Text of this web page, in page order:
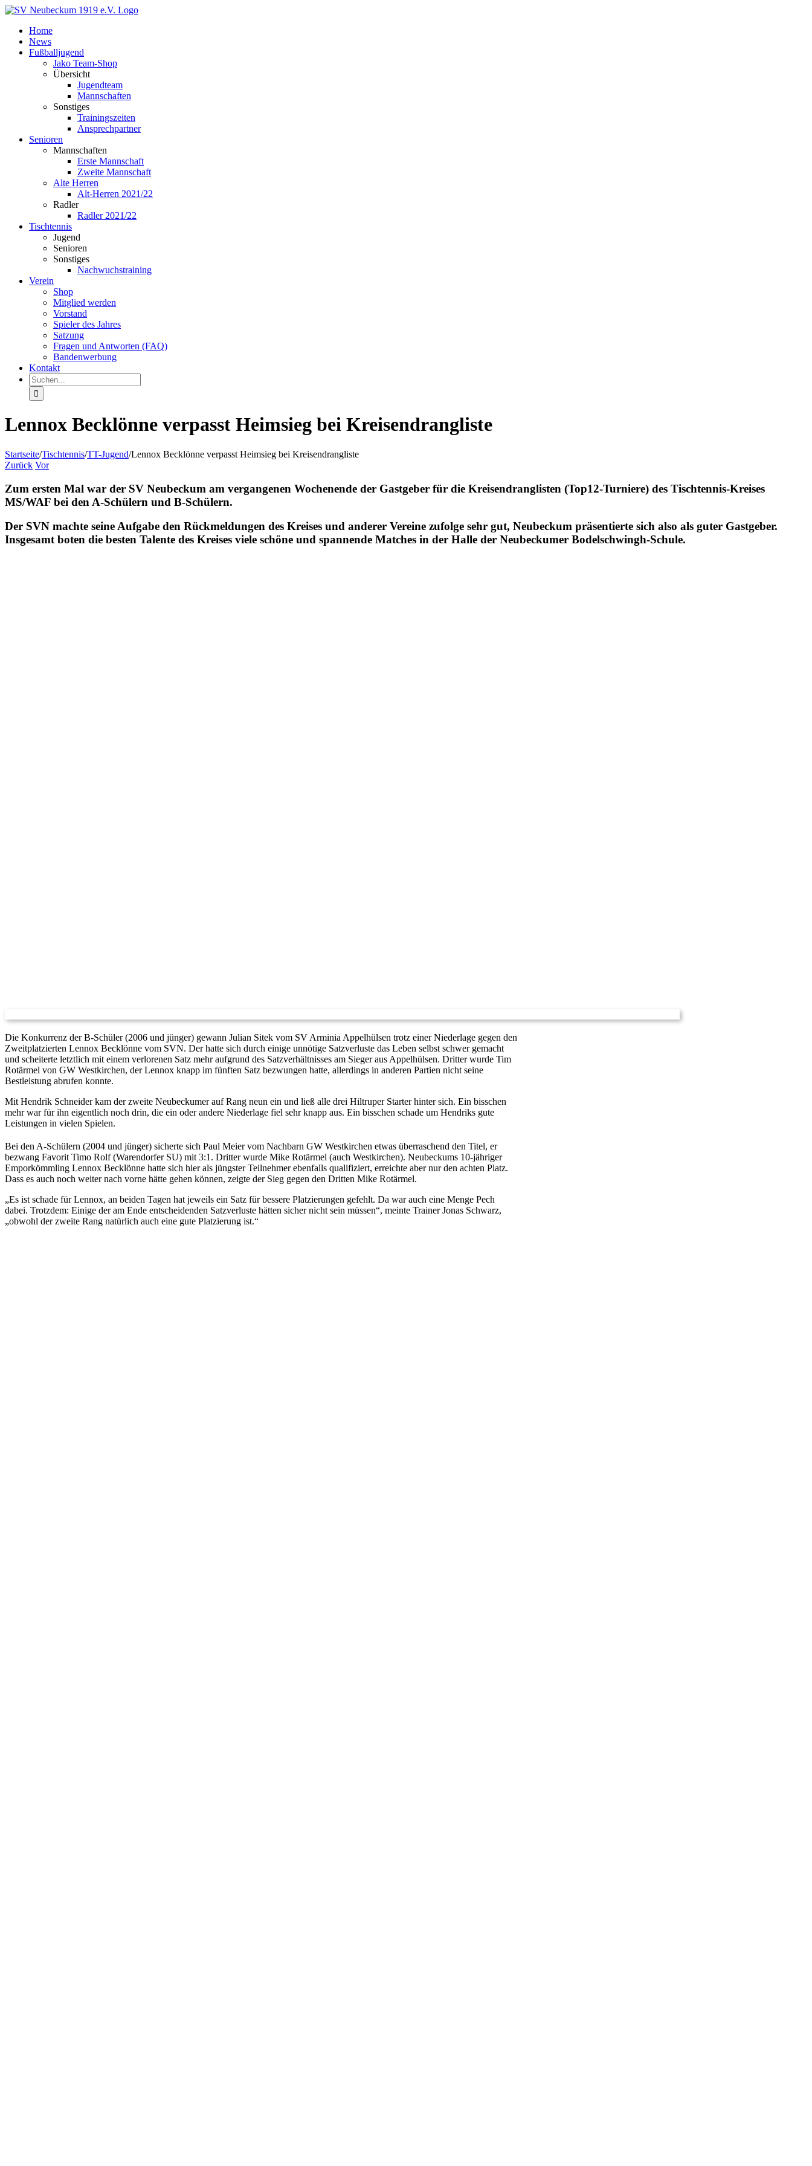
Zum
springenHome
News
Fußballjugend
Jako Team-Shop
Übersicht
Jugendteam
Mannschaften
Sonstiges
Trainingszeiten
Ansprechpartner
Senioren
Mannschaften
Erste Mannschaft
Zweite Mannschaft
Alte Herren
Alt-Herren 2021/22
Radler
Radler 2021/22
Tischtennis
Jugend
Senioren
Sonstiges
Nachwuchstraining
Verein
Shop
Mitglied werden
Vorstand
Spieler des Jahres
Satzung
Fragen und Antworten (FAQ)
Bandenwerbung
Kontakt
Suche
nach:
Lennox Becklönne verpasst Heimsieg bei Kreisendrangliste
Startseite/Tischtennis/TT-Jugend/Lennox Becklönne verpasst Heimsieg bei Kreisendrangliste
Zurück Vor
Zum ersten Mal war der SV Neubeckum am vergangenen Wochenende der Gastgeber für die Kreisendranglisten (Top12-Turniere) des Tischtennis-Kreises
MS/WAF bei den A-Schülern und B-Schülern.
Der SVN machte seine Aufgabe den Rückmeldungen des Kreises und anderer Vereine zufolge sehr gut, Neubeckum präsentierte sich also als guter Gastgeber.
Insgesamt boten die besten Talente des Kreises viele schöne und spannende Matches in der Halle der Neubeckumer Bodelschwingh-Schule.
Die Konkurrenz der B-Schüler (2006 und jünger) gewann Julian Sitek vom SV Arminia Appelhülsen trotz einer Niederlage gegen den
Zweitplatzierten Lennox Becklönne vom SVN. Der hatte sich durch einige unnötige Satzverluste das Leben selbst schwer gemacht
und scheiterte letztlich mit einem verlorenen Satz mehr aufgrund des Satzverhältnisses am Sieger aus Appelhülsen. Dritter wurde Tim
Rotärmel von GW Westkirchen, der Lennox knapp im fünften Satz bezwungen hatte, allerdings in anderen Partien nicht seine
Bestleistung abrufen konnte.
Mit Hendrik Schneider kam der zweite Neubeckumer auf Rang neun ein und ließ alle drei Hiltruper Starter hinter sich. Ein bisschen
mehr war für ihn eigentlich noch drin, die ein oder andere Niederlage fiel sehr knapp aus. Ein bisschen schade um Hendriks gute
Leistungen in vielen Spielen.
Bei den A-Schülern (2004 und jünger) sicherte sich Paul Meier vom Nachbarn GW Westkirchen etwas überraschend den Titel, er
bezwang Favorit Timo Rolf (Warendorfer SU) mit 3:1. Dritter wurde Mike Rotärmel (auch Westkirchen). Neubeckums 10-jähriger
Emporkömmling Lennox Becklönne hatte sich hier als jüngster Teilnehmer ebenfalls qualifiziert, erreichte aber nur den achten Platz.
Dass es auch noch weiter nach vorne hätte gehen können, zeigte der Sieg gegen den Dritten Mike Rotärmel.
„Es ist schade für Lennox, an beiden Tagen hat jeweils ein Satz für bessere Platzierungen gefehlt. Da war auch eine Menge Pech
dabei. Trotzdem: Einige der am Ende entscheidenden Satzverluste hätten sicher nicht sein müssen“, meinte Trainer Jonas Schwarz,
„obwohl der zweite Rang natürlich auch eine gute Platzierung ist.“